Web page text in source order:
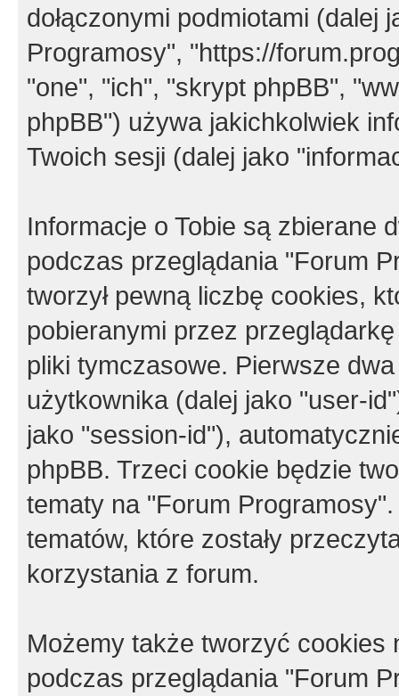
dołączonymi podmiotami (dalej
Programosy", "https://
"one", "ich", "skrypt phpBB",
phpBB") używa jakichkolwiek
Twoich sesji (dalej jako
Informacje o Tobie są zbierane
podczas przeglądania "Forum
tworzył pewną liczbę cookies,
pobieranymi przez
pliki tymczasowe. Pierwsze
użytkownika (dalej jako "user-
jako "session-id"),
phpBB. Trzeci cookie będzie
tematy na "Forum
tematów, które zostały
korzystania z forum.
Możemy także tworzyć cookies
podczas przeglądania "Forum